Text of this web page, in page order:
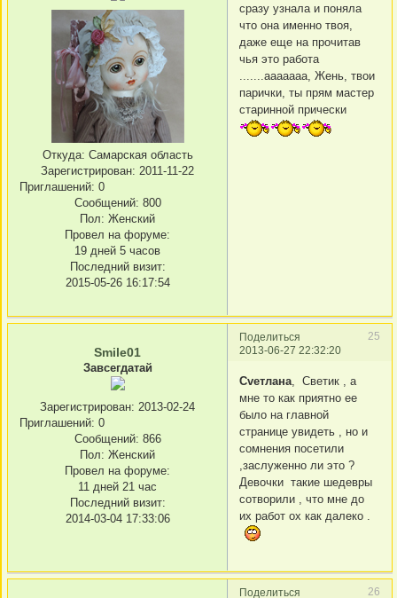
Откуда: Самарская область
Зарегистрирован: 2011-11-22
Приглашений: 0
Сообщений: 800
Пол: Женский
Провел на форуме:
19 дней 5 часов
Последний визит:
2015-05-26 16:17:54
сразу узнала и поняла
что она именно твоя,
даже еще на прочитав
чья это работа
.......ааааааа, Жень, твои
парички, ты прям мастер
старинной прически
Поделиться
25
2013-06-27 22:32:20
Smile01
Завсегдатай
Зарегистрирован: 2013-02-24
Приглашений: 0
Сообщений: 866
Пол: Женский
Провел на форуме:
11 дней 21 час
Последний визит:
2014-03-04 17:33:06
Сvетлана, Светик , а
мне то как приятно ее
было на главной
странице увидеть , но и
сомнения посетили
,заслуженно ли это ?
Девочки такие шедевры
сотворили , что мне до
их работ ох как далеко .
Поделиться
26